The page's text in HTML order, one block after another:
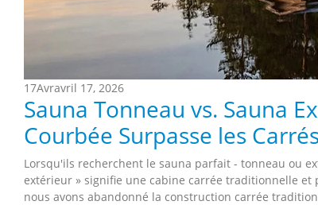
17Avravril 17, 2026
Sauna Tonneau vs. Sauna
Courbée Surpasse les
Lorsqu'ils recherchent le sauna parfait - tonneau ou
extérieur » signifie une cabine carrée traditionnelle et
nous avons abandonné la construction carrée